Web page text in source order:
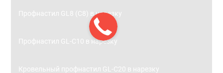
Профнастил GL8 (С8) в нарезку
Профнастил GL-С10 в нарезку
Кровельный профнастил GL-С20 в нарезку